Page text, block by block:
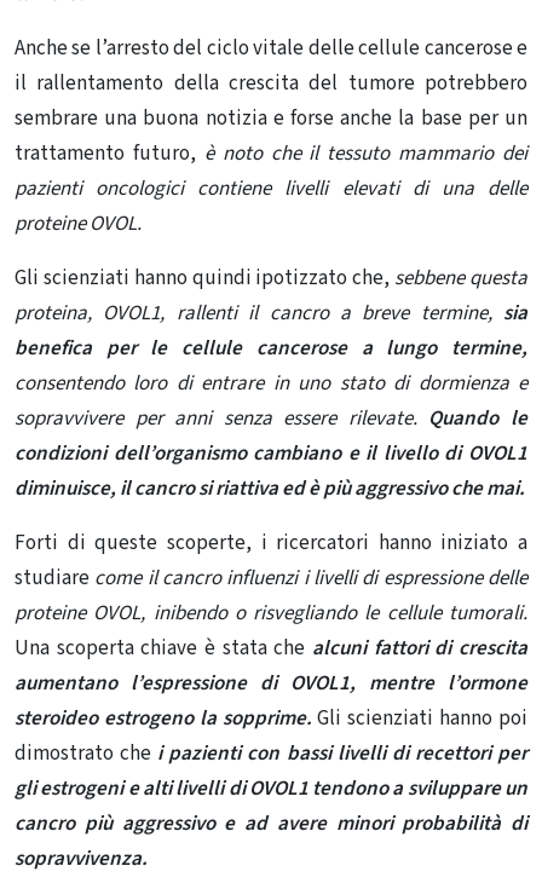
Anche se l’arresto del ciclo vitale delle cellule cancerose e
il rallentamento della crescita del tumore potrebbero
sembrare una buona notizia e forse anche la base per un
trattamento futuro, è noto che il tessuto mammario dei
pazienti oncologici contiene livelli elevati di una delle
proteine ​​OVOL.
Gli scienziati hanno quindi ipotizzato che, sebbene questa
proteina, OVOL1, rallenti il ​​cancro a breve termine,sia
benefica per le cellule cancerose a lungo termine,
consentendo loro di entrare in uno stato di dormienza e
sopravvivere per anni senza essere rilevate. Quando le
condizioni dell’organismo cambiano e il livello di OVOL1
diminuisce, il cancro si riattiva ed è più aggressivo che mai.
Forti di queste scoperte, i ricercatori hanno iniziato a
studiare come il cancro influenzi i livelli di espressione delle
proteine ​​OVOL, inibendo o risvegliando le cellule tumorali.
Una scoperta chiave è stata che alcuni fattori di crescita
aumentano l’espressione di OVOL1, mentre l’ormone
steroideo estrogeno la sopprime.Gli scienziati hanno poi
dimostrato che i pazienti con bassi livelli di recettori per
gli estrogeni e alti livelli di OVOL1 tendono a sviluppare un
cancro più aggressivo e ad avere minori probabilità di
sopravvivenza.